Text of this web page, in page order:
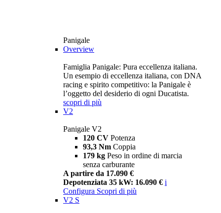
Panigale
Overview
Famiglia Panigale: Pura eccellenza italiana.
Un esempio di eccellenza italiana, con DNA
racing e spirito competitivo: la Panigale è
l’oggetto del desiderio di ogni Ducatista.
scopri di più
V2
Panigale V2
120 CV Potenza
93,3 Nm Coppia
179 kg Peso in ordine di marcia
senza carburante
A partire da 17.090 €
Depotenziata 35 kW: 16.090 € i
Configura Scopri di più
V2 S